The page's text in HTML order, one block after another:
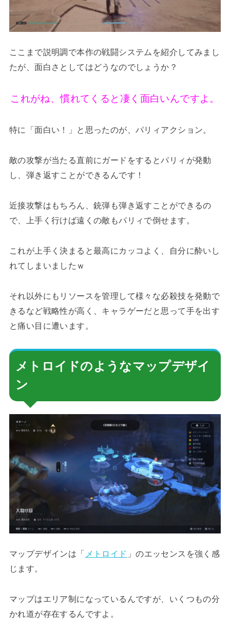
ここまで説明調で本作の戦闘システムを紹介してみまし
たが、面白さとしてはどうなのでしょうか？
これがね、慣れてくると凄く面白いんですよ。
特に「面白い！」と思ったのが、パリィアクション。
敵の攻撃が当たる直前にガードをするとパリィが発動
し、弾き返すことができるんです！
近接攻撃はもちろん、銃弾も弾き返すことができるの
で、上手く行けば遠くの敵もパリィで倒せます。
これが上手く決まると最高にカッコよく、自分に酔いし
れてしまいましたｗ
それ以外にもリソースを管理して様々な必殺技を発動で
きるなど戦略性が高く、キャラゲーだと思って手を出す
と痛い目に遭います。
メトロイドのようなマップデザイ
ン
マップデザインは「 メトロイド 」のエッセンスを強く感
じます。
マップはエリア制になっているんですが、いくつもの分
かれ道が存在するんですよ。